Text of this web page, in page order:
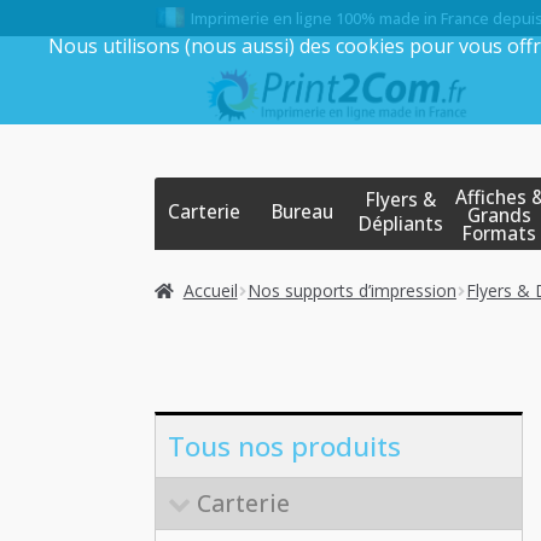
Imprimerie en ligne 100% made in France
Aller
à
la
Aller
au
contenu
Carterie Bureau
Flyers &
Dépliants
Affiches
Grands
Formats
Accueil Nos supports d’impression Flyers &
Tous nos produits
Carterie
Nous utilisons (nous aussi) des cookies pour vous